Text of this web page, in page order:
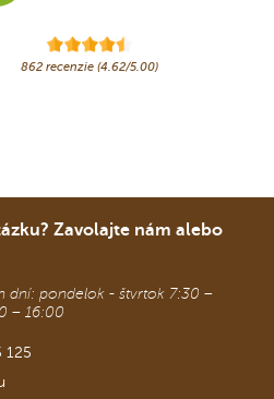
862 recenzie (4.62/5.00)
Zavolajte nám alebo
dní: pondelok - štvrtok 7:30 –
– 16:00
125